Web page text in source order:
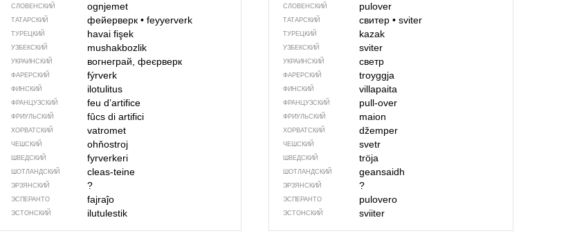
СЛОВЕНСКИЙ ognjemet
ТАТАРСКИЙ фейерверк • feyyerverk
ТУРЕЦКИЙ havai fişek
УЗБЕКСКИЙ mushakbozlik
УКРАИНСКИЙ вогнеграй, феєрверк
ФАРЕРСКИЙ fýrverk
ФИНСКИЙ ilotulitus
ФРАНЦУЗСКИЙ feu d’artifice
ФРИУЛЬСКИЙ fûcs di artifici
ХОРВАТСКИЙ vatromet
ЧЕШСКИЙ ohňostroj
ШВЕДСКИЙ fyrverkeri
ШОТЛАНДСКИЙ cleas-teine
ЭРЗЯНСКИЙ ?
ЭСПЕРАНТО fajraĵo
ЭСТОНСКИЙ ilutulestik
СЛОВЕНСКИЙ pulover
ТАТАРСКИЙ свитер• sviter
ТУРЕЦКИЙ kazak
УЗБЕКСКИЙ sviter
УКРАИНСКИЙ светр
ФАРЕРСКИЙ troyggja
ФИНСКИЙ villapaita
ФРАНЦУЗСКИЙ pull-over
ФРИУЛЬСКИЙ maion
ХОРВАТСКИЙ džemper
ЧЕШСКИЙ svetr
ШВЕДСКИЙ tröja
ШОТЛАНДСКИЙ geansaidh
ЭРЗЯНСКИЙ ?
ЭСПЕРАНТО pulovero
ЭСТОНСКИЙ sviiter